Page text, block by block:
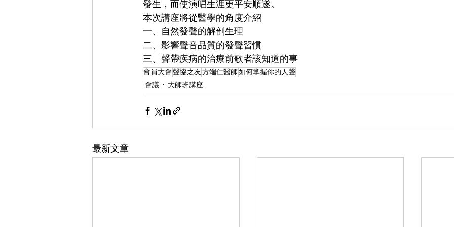
發生，而使演唱生涯更平安順遂。
本次講座將從醫學的角度介紹
一、自然發聲的解剖生理
二、影響聲音品質的發聲習慣
三、聲帶疾病的治療前歌者該知道的事
會員大會聲協之友方端仁醫師如何掌握你的人聲
會議 大師班講座
最新文章